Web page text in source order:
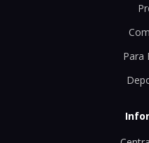
Para